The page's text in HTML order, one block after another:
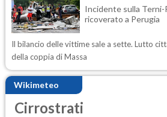
Incidente sulla
ricoverato a Perugia
Il bilancio delle vittime sale a sette. Lutto
della coppia di Massa
Wikimeteo
Cirrostrati